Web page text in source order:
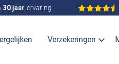
30 jaar ervaring
Verzekeringen